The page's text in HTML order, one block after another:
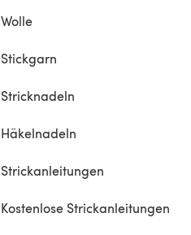
Wolle
Stickgarn
Stricknadeln
Häkelnadeln
Strickanleitungen
Kostenlose Strickanleitungen